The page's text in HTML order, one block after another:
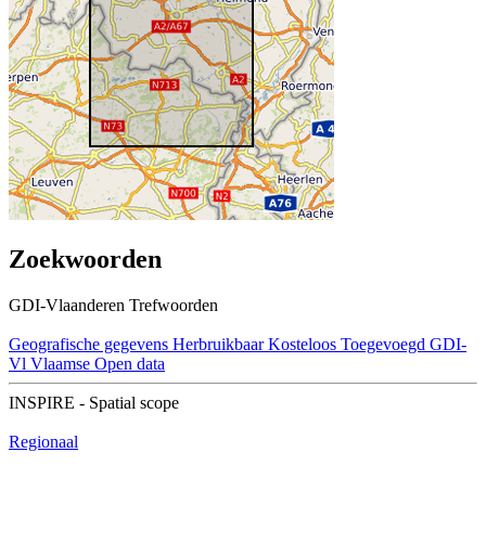
Zoekwoorden
GDI-Vlaanderen Trefwoorden
Geografische gegevens Herbruikbaar Kosteloos Toegevoegd GDI-
Vl Vlaamse Open data
INSPIRE - Spatial scope
Regionaal